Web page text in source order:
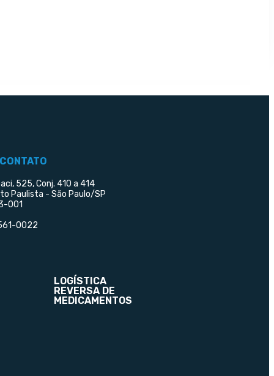
525, Conj. 410 a 414
Paulista - São Paulo/SP
001
0022
LOGÍSTICA
REVERSA DE
MEDICAMENTOS